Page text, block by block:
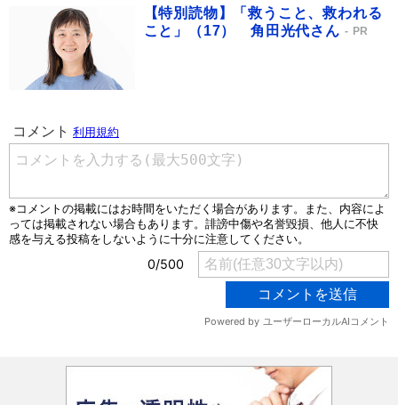
【特別読物】「救うこと、救われる
こと」（17） 角田光代さん
PR